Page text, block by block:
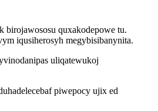
birojawososu quxakodepowe tu.
iqusiherosyh megybisibanynita.
uliqatewukoj
piwepocy ujix ed